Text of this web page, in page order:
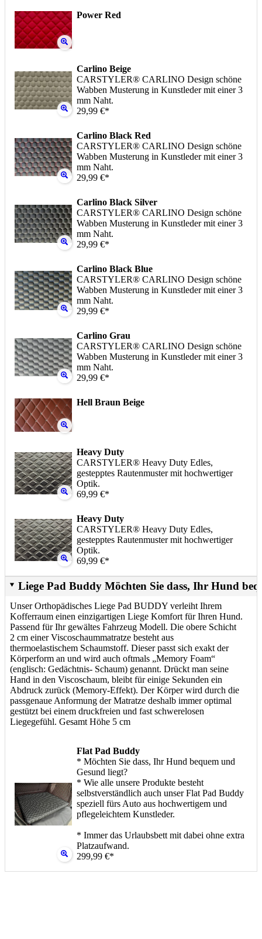
Power Red
Carlino Beige
CARSTYLER® CARLINO Design schöne
Wabben Musterung in Kunstleder mit einer 3
mm Naht.
29,99 €*
Carlino Black Red
CARSTYLER® CARLINO Design schöne
Wabben Musterung in Kunstleder mit einer 3
mm Naht.
29,99 €*
Carlino Black Silver
CARSTYLER® CARLINO Design schöne
Wabben Musterung in Kunstleder mit einer 3
mm Naht.
29,99 €*
Carlino Black Blue
CARSTYLER® CARLINO Design schöne
Wabben Musterung in Kunstleder mit einer 3
mm Naht.
29,99 €*
Carlino Grau
CARSTYLER® CARLINO Design schöne
Wabben Musterung in Kunstleder mit einer 3
mm Naht.
29,99 €*
Hell Braun Beige
Heavy Duty
CARSTYLER® Heavy Duty Edles,
gestepptes Rautenmuster mit hochwertiger
Optik.
69,99 €*
Heavy Duty
CARSTYLER® Heavy Duty Edles,
gestepptes Rautenmuster mit hochwertiger
Optik.
69,99 €*
Liege Pad Buddy Möchten Sie dass, Ihr Hund
Unser Orthopädisches Liege Pad BUDDY verleiht Ihrem
Kofferraum einen einzigartigen Liege Komfort für Ihren Hund.
Passend für Ihr gewältes Fahrzeug Modell. Die obere Schicht
2 cm einer Viscoschaummatratze besteht aus
thermoelastischem Schaumstoff. Dieser passt sich exakt der
Körperform an und wird auch oftmals „Memory Foam“
(englisch: Gedächtnis- Schaum) genannt. Drückt man seine
Hand in den Viscoschaum, bleibt für einige Sekunden ein
Abdruck zurück (Memory-Effekt). Der Körper wird durch die
passgenaue Anformung der Matratze deshalb immer optimal
gestützt bei einem druckfreien und fast schwerelosen
Liegegefühl. Gesamt Höhe 5 cm
Flat Pad Buddy
* Möchten Sie dass, Ihr Hund bequem und
Gesund liegt?
* Wie alle unsere Produkte besteht
selbstverständlich auch unser Flat Pad Buddy
speziell fürs Auto aus hochwertigem und
pflegeleichtem Kunstleder.
* Immer das Urlaubsbett mit dabei ohne extra
Platzaufwand.
299,99 €*